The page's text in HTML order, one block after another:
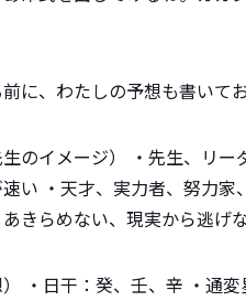
に、わたしの予想も書いてお
生のイメージ） ・先生、リ
い ・天才、実力者、努力家
きらめない、現実から逃げ
） ・日干：癸、壬、辛 ・通